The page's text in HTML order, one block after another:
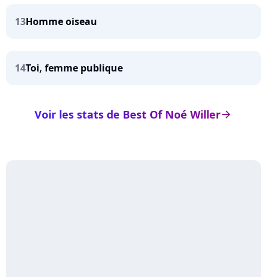
13Homme oiseau
14Toi, femme publique
arrow_right
Voir les stats de Best Of Noé Willer